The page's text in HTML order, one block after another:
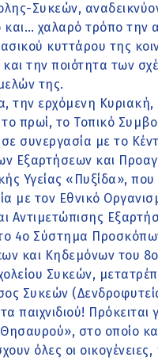
Συκεών,
χαλαρό τρόπο την
κυττάρου της
την ποιότητα των
της.
την ερχόμενη Κυριακή,
το πρωί, το Τοπικό
συνεργασία με το
Εξαρτήσεων και
Υγείας «Πυξίδα», που
με τον Εθνικό
Αντιμετώπισης
4ο Σύστημα
και Κηδεμόνων του
Συκεών,
Συκεών
παιχνιδιού! Πρόκειται
στο οποίο
όλες οι